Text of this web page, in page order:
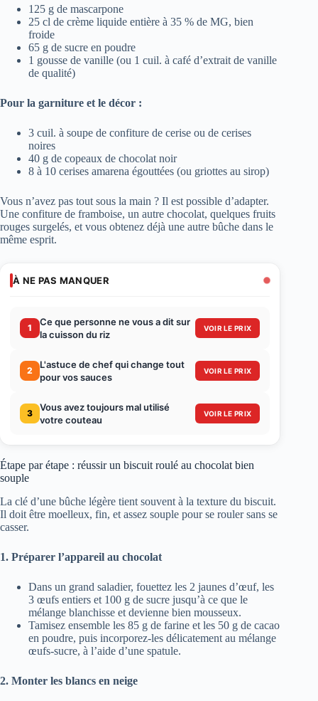
125 g de mascarpone
25 cl de crème liquide entière à 35 % de MG, bien
froide
65 g de sucre en poudre
1 gousse de vanille (ou 1 cuil. à café d’extrait de vanille
de qualité)
Pour la garniture et le décor :
3 cuil. à soupe de confiture de cerise ou de cerises
noires
40 g de copeaux de chocolat noir
8 à 10 cerises amarena égouttées (ou griottes au sirop)
Vous n’avez pas tout sous la main ? Il est possible d’adapter.
Une confiture de framboise, un autre chocolat, quelques fruits
rouges surgelés, et vous obtenez déjà une autre bûche dans le
même esprit.
À NE PAS MANQUER
1
Ce que personne ne vous a dit sur
la cuisson du riz
VOIR LE PRIX
2
L'astuce de chef qui change tout
pour vos sauces
VOIR LE PRIX
3
Vous avez toujours mal utilisé
votre couteau
VOIR LE PRIX
Étape par étape : réussir un biscuit roulé au chocolat bien
souple
La clé d’une bûche légère tient souvent à la texture du biscuit.
Il doit être moelleux, fin, et assez souple pour se rouler sans se
casser.
1. Préparer l’appareil au chocolat
Dans un grand saladier, fouettez les 2 jaunes d’œuf, les
3 œufs entiers et 100 g de sucre jusqu’à ce que le
mélange blanchisse et devienne bien mousseux.
Tamisez ensemble les 85 g de farine et les 50 g de cacao
en poudre, puis incorporez-les délicatement au mélange
œufs-sucre, à l’aide d’une spatule.
2. Monter les blancs en neige